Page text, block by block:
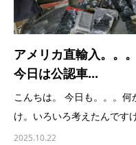
アメリカ直輸入。。
今日は公認車...
こんちは。 今日も。。。
け。いろいろ考えたんです
2025.10.22